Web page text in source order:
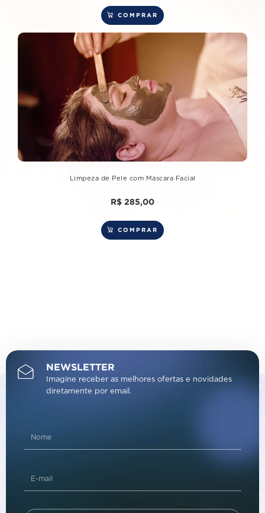
COMPRAR
Limpeza de Pele com Máscara Facial
R$ 285,00
COMPRAR
NEWSLETTER
Imagine receber as melhores ofertas e novidades
diretamente por email.